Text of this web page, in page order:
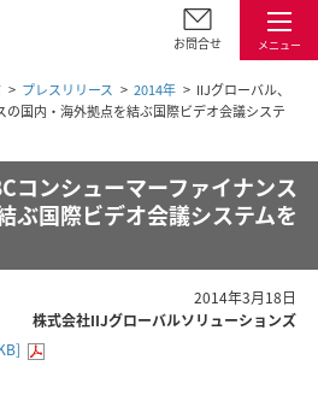
メニュー
お問合せ
プレスリリース 2014年
IIJグローバル、
の国内・海外拠点を結ぶ国際ビデオ会議システ
コンシューマーファイナンス
ぶ国際ビデオ会議システムを
2014年3月18日
株式会社IIJグローバルソリューションズ